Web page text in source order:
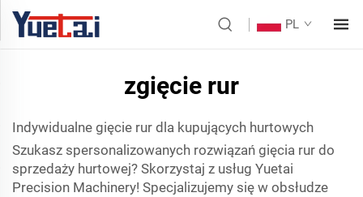
PL
zgięcie rur
Indywidualne gięcie rur dla kupujących hurtowych
Szukasz spersonalizowanych rozwiązań gięcia rur do
sprzedaży hurtowej? Skorzystaj z usług Yuetai
Precision Machinery! Specjalizujemy się w obsłudze